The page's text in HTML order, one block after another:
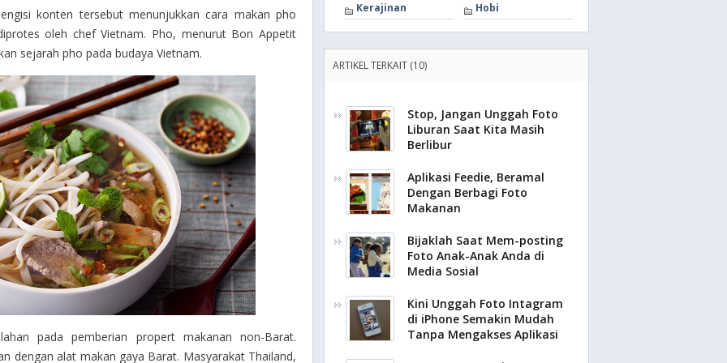
konten tersebut menunjukkan cara makan pho
oleh chef Vietnam. Pho, menurut Bon Appetit
sejarah pho pada budaya Vietnam.
pada pemberian propert makanan non-Barat.
dengan alat makan gaya Barat. Masyarakat Thailand,
Kerajinan Hobi
ARTIKEL TERKAIT (10)
Stop, Jangan Unggah Foto
Liburan Saat Kita Masih
Berlibur
Aplikasi Feedie, Beramal
Dengan Berbagi Foto
Makanan
Bijaklah Saat Mem-posting
Foto Anak-Anak Anda di
Media Sosial
Kini Unggah Foto Intagram
di iPhone Semakin Mudah
Tanpa Mengakses Aplikasi